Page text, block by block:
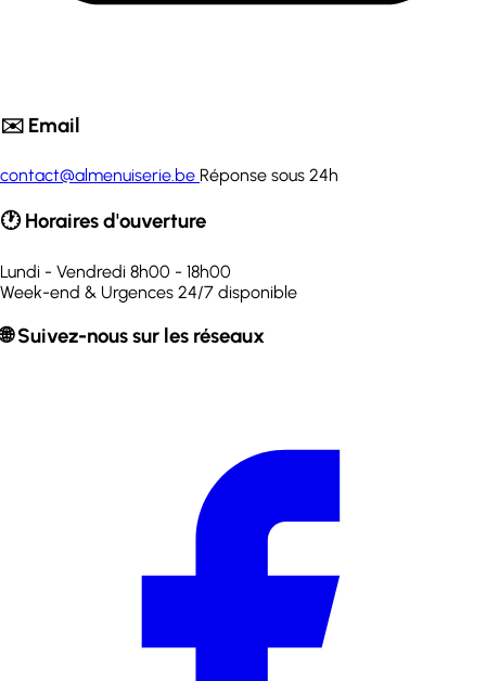
✉️ Email
contact@almenuiserie.be Réponse sous 24h
🕐 Horaires d'ouverture
Lundi - Vendredi 8h00 - 18h00
Week-end & Urgences 24/7 disponible
🌐 Suivez-nous sur les réseaux